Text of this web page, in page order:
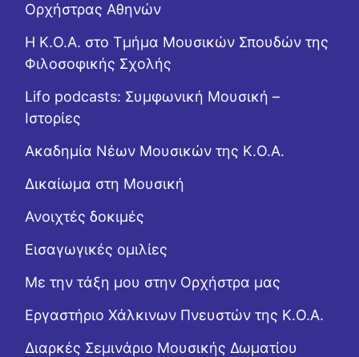
Ορχήστρας Αθηνών
Η Κ.Ο.Α. στο Τμήμα Μουσικών Σπουδών της
Φιλοσοφικής Σχολής
Lifo podcasts: Συμφωνική Μουσική –
Ιστορίες
Ακαδημία Νέων Μουσικών της Κ.Ο.Α.
Δικαίωμα στη Μουσική
Ανοιχτές δοκιμές
Εισαγωγικές ομιλίες
Με την τάξη μου στην Ορχήστρα μας
Εργαστήριo Χάλκινων Πνευστών της Κ.Ο.Α.
Διαρκές Σεμινάριο Μουσικής Δωματίου